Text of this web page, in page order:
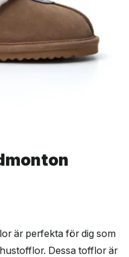
är perfekta för dig som
Dessa tofflor är